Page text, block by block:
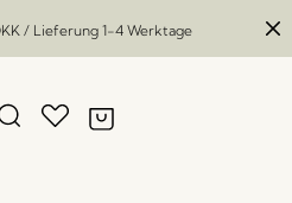
/ Lieferung 1-4 Werktage